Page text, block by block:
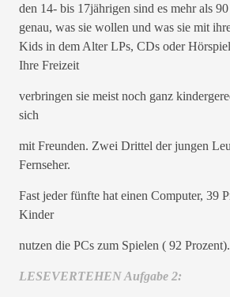
den 14- bis 17jährigen sind es mehr als
genau, was sie wollen und was sie mit
Kids in dem Alter LPs, CDs oder
Ihre Freizeit
verbringen sie meist noch ganz
sich
mit Freunden. Zwei Drittel der jungen
Fernseher.
Fast jeder fünfte hat einen Computer, 39
Kinder
nutzen die PCs zum Spielen ( 92 Prozent).
LESEVERTEHEN Aufgabe 2: